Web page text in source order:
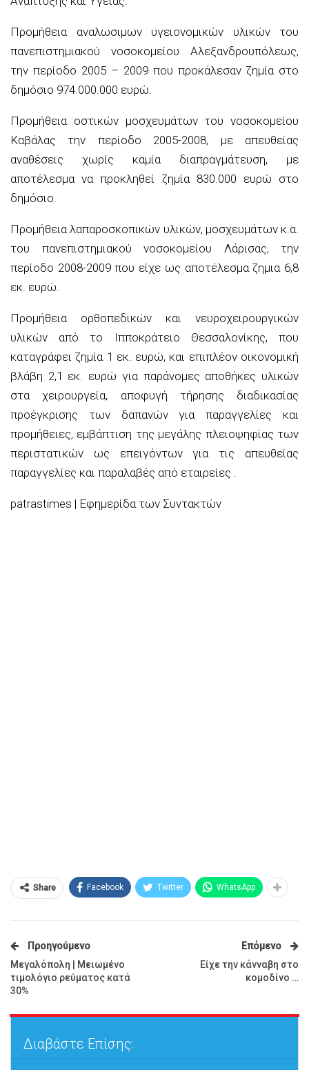
Προμήθεια αναλωσιμων υγειονομικών υλικών του
πανεπιστημιακού νοσοκομείου Αλεξανδρουπόλεως,
την περίοδο 2005 – 2009 που προκάλεσαν ζημία στο
δημόσιο 974.000.000 ευρώ.
Προμήθεια οστικών μοσχευμάτων του νοσοκομείου
Καβάλας την περίοδο 2005-2008, με απευθείας
αναθέσεις χωρίς καμία διαπραγμάτευση, με
αποτέλεσμα να προκληθεί ζημία 830.000 ευρώ στο
δημόσιο.
Προμήθεια λαπαροσκοπικών υλικών, μοσχευμάτων κ.α.
του πανεπιστημιακού νοσοκομείου Λάρισας, την
περίοδο 2008-2009 που είχε ως αποτέλεσμα ζημια 6,8
εκ. ευρώ.
Προμήθεια ορθοπεδικών και νευροχειρουργικών
υλικών από το Ιπποκράτειο Θεσσαλονίκης, που
καταγράφει ζημία 1 εκ. ευρώ, και επιπλέον οικονομική
βλάβη 2,1 εκ. ευρώ για παράνομες αποθήκες υλικών
στα χειρουργεία, αποφυγή τήρησης διαδικασίας
προέγκρισης των δαπανών για παραγγελίες και
προμήθειες, εμβάπτιση της μεγάλης πλειοψηφίας των
περιστατικών ως επειγόντων για τις απευθείας
παραγγελίες και παραλαβές από εταιρείες .
patrastimes | Εφημερίδα των Συντακτών
Share Facebook Twitter WhatsApp
Προηγούμενο
Μεγαλόπολη | Μειωμένο
τιμολόγιο ρεύματος κατά
30%
Επόμενο
Είχε την κάνναβη στο
κομοδίνο …
Διαβάστε Επίσης: